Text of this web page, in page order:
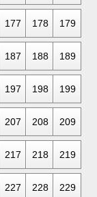
177 178 179
187 188 189
197 198 199
207 208 209
217 218 219
227 228 229